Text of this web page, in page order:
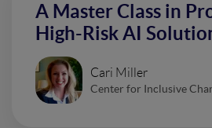
A Master Class in
High-Risk AI
Cari Miller
Center for Inclusive